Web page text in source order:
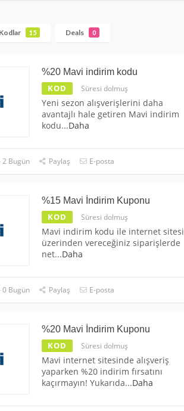
Kodlar 15 Deals 0
%20 Mavi indirim kodu
KOD Süresi dolmuş
Yeni sezon alışverişlerini daha
avantajlı hale getiren Mavi indirim
kodu...Daha
2 Bugün Paylaş E-posta
%15 Mavi İndirim Kuponu
KOD Süresi dolmuş
Mavi indirim kodu ile internet sitesi
üzerinden vereceğiniz siparişlerde
net...Daha
0 Bugün Paylaş E-posta
%20 Mavi İndirim Kuponu
KOD Süresi dolmuş
Mavi internet sitesinde alışveriş
yaparken %20 indirim fırsatını
kaçırmayın! Yukarıda...Daha